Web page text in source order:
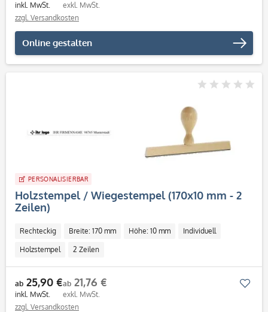
inkl. MwSt.
exkl. MwSt.
zzgl. Versandkosten
Online gestalten
PERSONALISIERBAR
Holzstempel / Wiegestempel (170x10 mm - 2
Zeilen)
Rechteckig Breite: 170 mm Höhe: 10 mm Individuell
Holzstempel 2 Zeilen
ab 25,90 €
inkl. MwSt.
ab 21,76 €
exkl. MwSt.
zzgl. Versandkosten